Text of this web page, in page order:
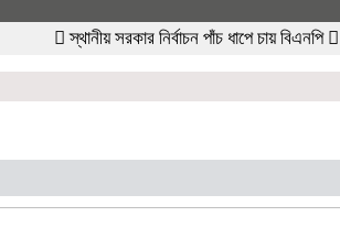
স্থানীয় সরকার নির্বাচন পাঁচ ধাপে চায় বিএনপি